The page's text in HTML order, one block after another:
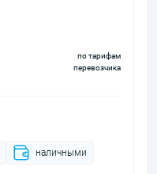
по тарифам
перевозчика
наличными